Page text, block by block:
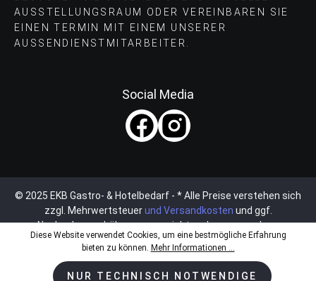
AUSSTELLUNGSRAUM ODER VEREINBAREN SIE
EINEN TERMIN MIT EINEM UNSERER
AUSSENDIENSTMITARBEITER.
Social Media
© 2025 EKB Gastro- & Hotelbedarf - * Alle Preise verstehen sich
zzgl. Mehrwertsteuerund Versandkosten und ggf.
Nachnahmegebühren, wenn nicht anders angegeben.
Diese Website verwendet Cookies, um eine bestmögliche Erfahrung
bieten zu können. Mehr Informationen ...
NUR TECHNISCH NOTWENDIGE